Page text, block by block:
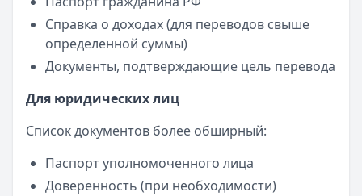
Справка о доходах (для переводов свыше
определенной суммы)
Документы, подтверждающие цель перевода
Для юридических лиц
Список документов более обширный:
Паспорт уполномоченного лица
Доверенность (при необходимости)